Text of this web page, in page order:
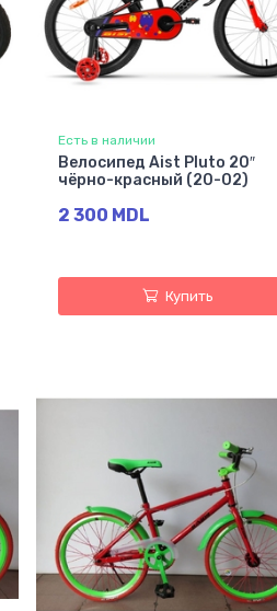
Есть в наличии
Велосипед Аist Pluto 20″
чёрно-красный (20-02)
2 300 MDL
Купить